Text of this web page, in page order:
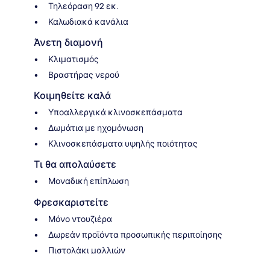
Τηλεόραση 92 εκ.
Καλωδιακά κανάλια
Άνετη διαμονή
Κλιματισμός
Βραστήρας νερού
Κοιμηθείτε καλά
Υποαλλεργικά κλινοσκεπάσματα
Δωμάτια με ηχομόνωση
Κλινοσκεπάσματα υψηλής ποιότητας
Τι θα απολαύσετε
Μοναδική επίπλωση
Φρεσκαριστείτε
Μόνο ντουζιέρα
Δωρεάν προϊόντα προσωπικής περιποίησης
Πιστολάκι μαλλιών